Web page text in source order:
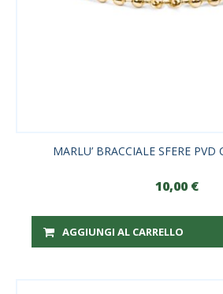
MARLU’ BRACCIALE SFERE
10,00 €
AGGIUNGI AL CARRELLO